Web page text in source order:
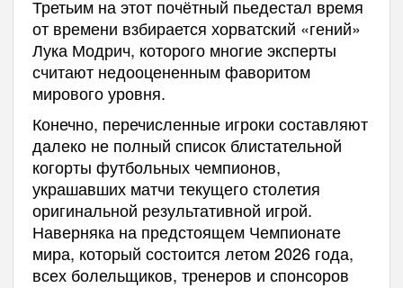
Третьим на этот почётный пьедестал время
от времени взбирается хорватский «гений»
Лука Модрич, которого многие эксперты
считают недооцененным фаворитом
мирового уровня.
Конечно, перечисленные игроки составляют
далеко не полный список блистательной
когорты футбольных чемпионов,
украшавших матчи текущего столетия
оригинальной результативной игрой.
Наверняка на предстоящем Чемпионате
мира, который состоится летом 2026 года,
всех болельщиков, тренеров и спонсоров